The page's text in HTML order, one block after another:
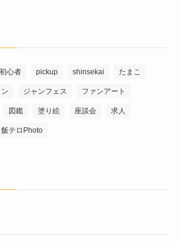
心者 pickup shinsekai たまこ
ジャンフェス ファンアート
図鑑 塗り絵 座談会 求人
飯テロPhoto